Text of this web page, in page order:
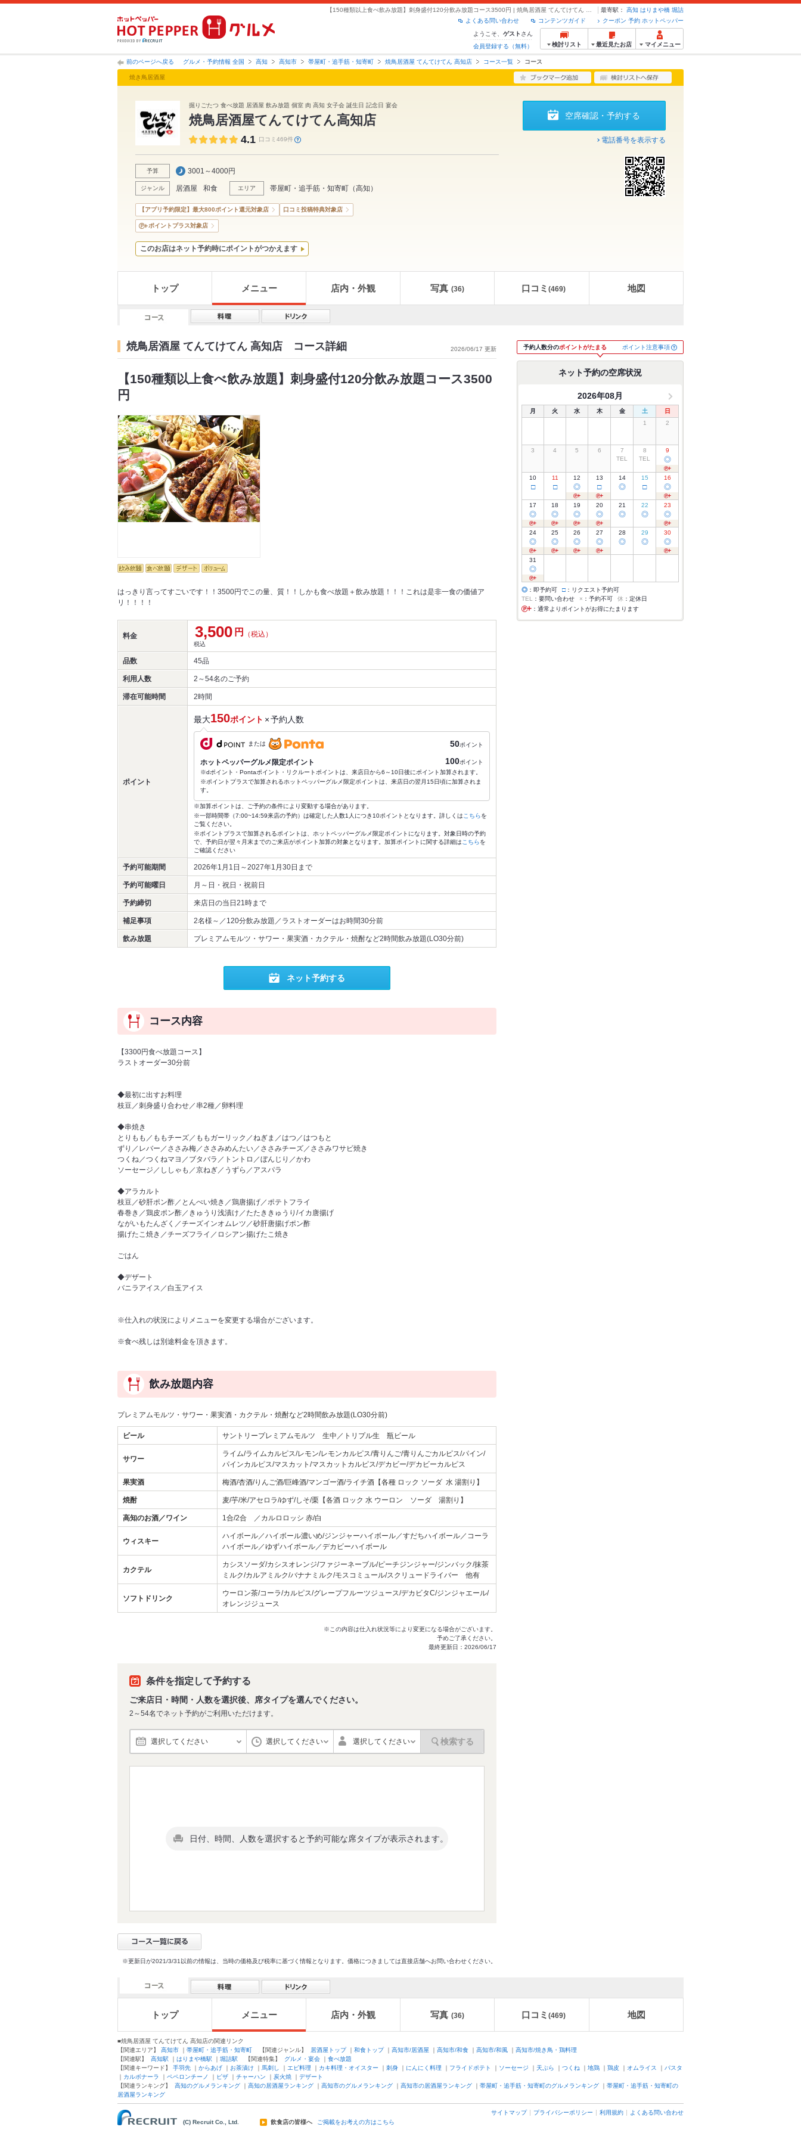
最寄駅： 高知 はりまや橋 堀詰
クーポン 予約 ホットペッパー
コンテンツガイド
よくある問い合わせ
ようこそ、 ゲスト さん
会員登録する（無料）
検討リスト 最近見たお店 マイメニュー
前のページへ戻る グルメ・予約情報 全国 高知 高知市 帯屋町・追手筋・知寄町 焼鳥居酒屋 てんてけてん 高知店 コース一覧 コース
焼き鳥居酒屋
掘りごたつ 食べ放題 居酒屋 飲み放題 個室 肉 高知 女子会 誕生日 記念日 宴会
焼鳥居酒屋てんてけてん高知店
4.1 口コミ469件
予算 3001～4000円
ジャンル 居酒屋 和食 エリア 帯屋町・追手筋・知寄町 （高知 ）
空席確認・予約する
電話番号を表示する
【アプリ予約限定】最大800ポイント還元対象店 口コミ投稿特典対象店
ポイントプラス対象店
このお店はネット予約時にポイントがつかえます
トップ メニュー 店内・外観 写真 (36) 口コミ (469) 地図
焼鳥居酒屋 てんてけてん 高知店 コース詳細 2026/06/17 更新
【150種類以上食べ飲み放題】刺身盛付120分飲み放題コース3500
円
はっきり言ってすごいです！！3500円でこの量、質！！しかも食べ放題＋飲み放題！！！これは是非一食の価値ア
リ！！！！
料金 3,500 円 （税込）
税込
品数 45品
利用人数 2～54名のご予約
滞在可能時間 2時間
ポイント
最大150ポイント ×予約人数
または 50ポイント
ホットペッパーグルメ限定ポイント 100ポイント
※dポイント・Pontaポイント・リクルートポイントは、来店日から6～10日後にポイント加算されます。
※ポイントプラスで加算されるホットペッパーグルメ限定ポイントは、来店日の翌月15日頃に加算されま
す。
※加算ポイントは、ご予約の条件により変動する場合があります。
※一部時間帯（7:00~14:59来店の予約）は確定した人数1人につき10ポイントとなります。詳しくは こちらを
ご覧ください。
※ポイントプラスで加算されるポイントは、ホットペッパーグルメ限定ポイントになります。対象日時の予約
で、予約日が翌々月末までのご来店がポイント加算の対象となります。加算ポイントに関する詳細は こちらを
ご確認ください
予約可能期間 2026年1月1日～2027年1月30日まで
予約可能曜日 月～日・祝日・祝前日
予約締切 来店日の当日21時まで
補足事項 2名様～／120分飲み放題／ラストオーダーはお時間30分前
飲み放題 プレミアムモルツ・サワー・果実酒・カクテル・焼酎など2時間飲み放題(LO30分前)
ネット予約する
コース内容
【3300円食べ放題コース】
ラストオーダー30分前
◆最初に出すお料理
枝豆／刺身盛り合わせ／串2種／卵料理
◆串焼き
とりもも／ももチーズ／ももガーリック／ねぎま／はつ／はつもと
ずり／レバー／ささみ梅／ささみめんたい／ささみチーズ／ささみワサビ焼き
つくね／つくねマヨ／ブタバラ／トントロ／ぼんじり／かわ
ソーセージ／ししゃも／京ねぎ／うずら／アスパラ
◆アラカルト
枝豆／砂肝ポン酢／とんぺい焼き／鶏唐揚げ／ポテトフライ
春巻き／鶏皮ポン酢／きゅうり浅漬け／たたききゅうり/イカ唐揚げ
ながいもたんざく／チーズインオムレツ／砂肝唐揚げポン酢
揚げたこ焼き／チーズフライ／ロシアン揚げたこ焼き
ごはん
◆デザート
バニラアイス／白玉アイス
※仕入れの状況によりメニューを変更する場合がございます。
※食べ残しは別途料金を頂きます。
飲み放題内容
プレミアムモルツ・サワー・果実酒・カクテル・焼酎など2時間飲み放題(LO30分前)
ビール サントリープレミアムモルツ 生中／トリプル生 瓶ビール
サワー
ライム/ライムカルピス/レモン/レモンカルピス/青りんご/青りんごカルピス/パイン/
パインカルピス/マスカット/マスカットカルピス/デカビー/デカビーカルピス
果実酒 梅酒/杏酒/りんご酒/巨峰酒/マンゴー酒/ライチ酒【各種 ロック ソーダ 水 湯割り】
焼酎 麦/芋/米/アセロラ/ゆず/しそ/栗【各酒 ロック 水 ウーロン ソーダ 湯割り】
高知のお酒／ワイン 1合/2合 ／カルロロッシ 赤/白
ウィスキー
ハイボール／ハイボール濃いめ/ジンジャーハイボール／すだちハイボール／コーラ
ハイボール／ゆずハイボール／デカビーハイボール
カクテル
カシスソーダ/カシスオレンジ/ファジーネーブル/ピーチジンジャー/ジンバック/抹茶
ミルク/カルアミルク/バナナミルク/モスコミュール/スクリュードライバー 他有
ソフトドリンク
ウーロン茶/コーラ/カルピス/グレープフルーツジュース/デカビタC/ジンジャエール/
オレンジジュース
※この内容は仕入れ状況等により変更になる場合がございます。
予めご了承ください。
最終更新日：2026/06/17
条件を指定して予約する
ご来店日・時間・人数を選択後、席タイプを選んでください。
2～54名でネット予約がご利用いただけます。
選択してください 選択してください 選択してください 検索する
日付、時間、人数を選択すると予約可能な席タイプが表示されます。
※更新日が2021/3/31以前の情報は、当時の価格及び税率に基づく情報となります。価格につきましては直接店舗へお問い合わせください。
予約人数分のポイントがたまる ポイント注意事項
ネット予約の空席状況
2026年08月
月 火 水 木 金 土
日
1
2
3 4 5 6
7
TEL
8
TEL
9
◎
10
□
11
□
12
◎
13
□
14
◎
15
□
16
◎
17
◎
18
◎
19
◎
20
◎
21
◎
22
◎
23
◎
24
◎
25
◎
26
◎
27
◎
28
◎
29
◎
30
◎
31
◎
◎ ：即予約可 □ ：リクエスト予約可
TEL
：要問い合わせ × ：予約不可 休 ：定休日
：通常よりポイントがお得にたまります
トップ メニュー 店内・外観 写真 (36) 口コミ (469) 地図
■焼鳥居酒屋 てんてけてん 高知店の関連リンク
【関連エリア】 高知市 ｜ 帯屋町・追手筋・知寄町 【関連ジャンル】 居酒屋トップ｜ 和食トップ｜ 高知市/居酒屋 ｜ 高知市/和食 ｜ 高知市/和風 ｜ 高知市/焼き鳥・鶏料理
【関連駅】 高知駅 ｜ はりまや橋駅 ｜ 堀詰駅 【関連特集】 グルメ・宴会 ｜ 食べ放題
【関連キーワード】 手羽先 ｜ からあげ ｜ お茶漬け ｜ 馬刺し ｜ エビ料理 ｜ カキ料理・オイスター ｜ 刺身 ｜ にんにく料理 ｜ フライドポテト ｜ ソーセージ ｜ 天ぷら ｜ つくね ｜ 地鶏 ｜ 鶏皮 ｜ オムライス ｜ パスタ
｜ カルボナーラ ｜ ペペロンチーノ ｜ ピザ ｜ チャーハン ｜ 炭火焼 ｜ デザート
【関連ランキング】 高知のグルメランキング ｜ 高知の居酒屋ランキング ｜ 高知市のグルメランキング ｜ 高知市の居酒屋ランキング ｜ 帯屋町・追手筋・知寄町のグルメランキング ｜ 帯屋町・追手筋・知寄町の
居酒屋ランキング
サイトマップ プライバシーポリシー 利用規約
よくある問い合わせ
(C) Recruit Co., Ltd.
飲食店の皆様へ ご掲載をお考えの方はこちら